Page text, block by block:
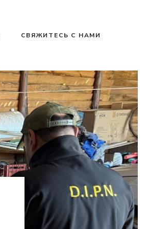
СВЯЖИТЕСЬ С НАМИ